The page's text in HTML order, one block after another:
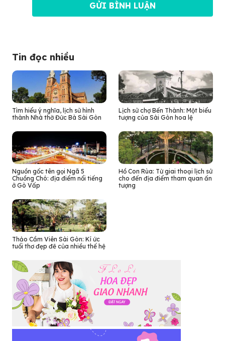
Tin đọc nhiều
Tìm hiểu ý nghĩa, lịch sử hình
thành Nhà thờ Đức Bà Sài Gòn
Lịch sử chợ Bến Thành: Một biểu
tượng của Sài Gòn hoa lệ
Nguồn gốc tên gọi Ngã 5
Chuồng Chó: địa điểm nổi tiếng
ở Gò Vấp
Hồ Con Rùa: Từ giai thoại lịch sử
cho đến địa điểm tham quan ấn
tượng
Thảo Cầm Viên Sài Gòn: Kí ức
tuổi thơ đẹp đẽ của nhiều thế hệ